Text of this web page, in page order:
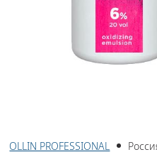
OLLIN PROFESSIONAL